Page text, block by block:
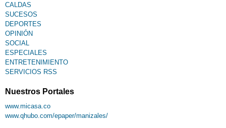
CALDAS
SUCESOS
DEPORTES
OPINIÓN
SOCIAL
ESPECIALES
ENTRETENIMIENTO
SERVICIOS RSS
Nuestros Portales
www.micasa.co
www.qhubo.com/epaper/manizales/